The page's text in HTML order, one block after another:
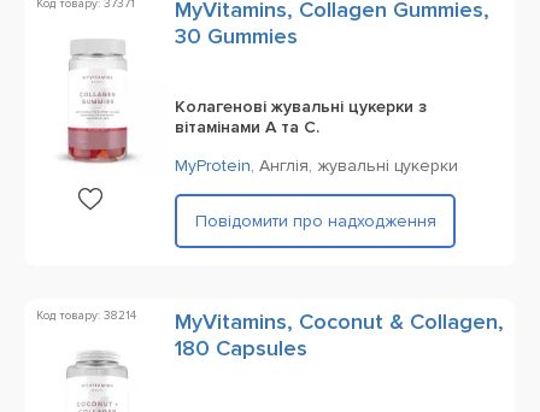
Код товару: 37371
MyVitamins, Collagen Gummies,
30 Gummies
Колагенові жувальні цукерки з
вітамінами A та C.
MyProtein, Англія, жувальні цукерки
Повідомити про надходження
Код товару: 38214
MyVitamins, Coconut & Collagen,
180 Capsules